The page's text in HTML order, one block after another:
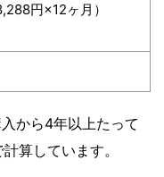
円×12ヶ月）
から4年以上たって
算しています。